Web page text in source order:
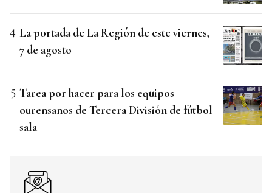
La portada de La Región de este viernes,
7 de agosto
Tarea por hacer para los equipos
ourensanos de Tercera División de fútbol
sala